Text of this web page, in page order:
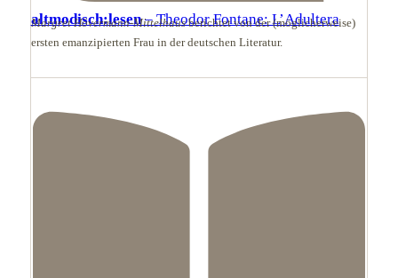
altmodisch:lesen– Theodor Fontane: L’Adultera
Margret Hövermann-Mittelhausberichtet von der (möglicherweise)
ersten emanzipierten Frau in der deutschen Literatur.